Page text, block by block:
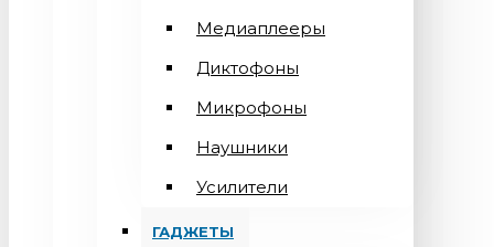
Медиаплееры
Диктофоны
Микрофоны
Наушники
Усилители
ГАДЖЕТЫ